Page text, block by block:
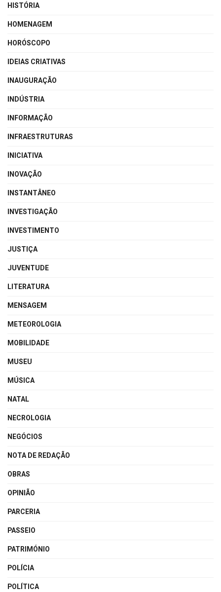
HISTÓRIA
HOMENAGEM
HORÓSCOPO
IDEIAS CRIATIVAS
INAUGURAÇÃO
INDÚSTRIA
INFORMAÇÃO
INFRAESTRUTURAS
INICIATIVA
INOVAÇÃO
INSTANTÂNEO
INVESTIGAÇÃO
INVESTIMENTO
JUSTIÇA
JUVENTUDE
LITERATURA
MENSAGEM
METEOROLOGIA
MOBILIDADE
MUSEU
MÚSICA
NATAL
NECROLOGIA
NEGÓCIOS
NOTA DE REDAÇÃO
OBRAS
OPINIÃO
PARCERIA
PASSEIO
PATRIMÓNIO
POLÍCIA
POLÍTICA